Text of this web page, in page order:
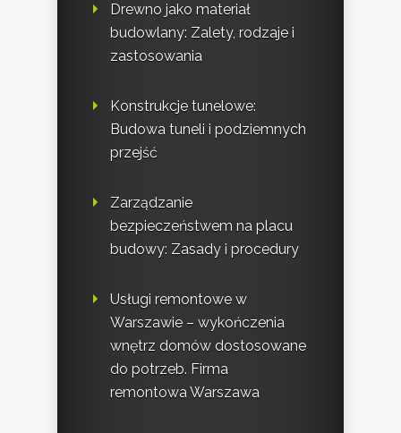
Drewno jako materiał
budowlany: Zalety, rodzaje i
zastosowania
Konstrukcje tunelowe:
Budowa tuneli i podziemnych
przejść
Zarządzanie
bezpieczeństwem na placu
budowy: Zasady i procedury
Usługi remontowe w
Warszawie – wykończenia
wnętrz domów dostosowane
do potrzeb. Firma
remontowa Warszawa